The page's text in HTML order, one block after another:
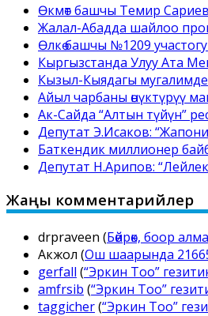
Өкмөт башчы Темир
Жалал-Абадда шайлоо
Өлкө башчы №1209
Кыргызстанда Улуу Ата
Кызыл-Кыядагы
Айыл чарбаны өнүктүрүү
Ак-Сайда “Алтын түйүн”
Депутат Э.Исаков:
Баткендик миллионер
Депутат Н.Арипов:
Жаңы комментарийлер
drpraveen (Бөйрөк, боор
Акжол (Ош шаарында
gerfall (“Эркин Тоо”
amfrsib (“Эркин Тоо”
taggicher(“Эркин Тоо”